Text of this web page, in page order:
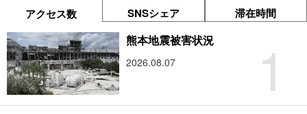
アクセス数 SNSシェア 滞在時間
1
熊本地震被害状況
2026.08.07